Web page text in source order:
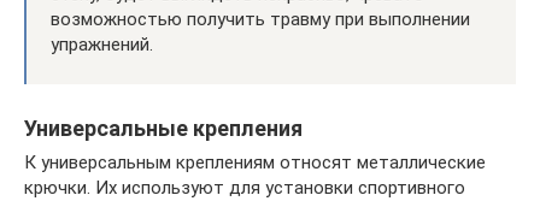
возможностью получить травму при выполнении
упражнений.
Универсальные крепления
К универсальным креплениям относят металлические
крючки. Их используют для установки спортивного